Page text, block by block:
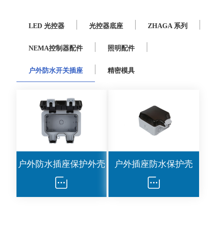
LED 光控器 光控器底座 ZHAGA 系列
NEMA控制器配件 照明配件
户外防水开关插座 精密模具
户外防水插座保护外壳 户外插座防水保护壳